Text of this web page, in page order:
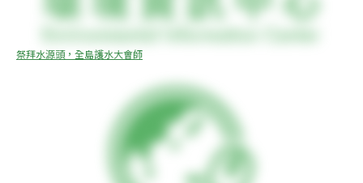
祭拜水源頭，全島護水大會師